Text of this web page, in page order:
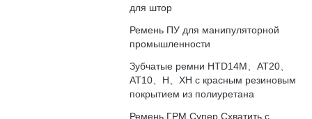
для штор
Ремень ПУ для манипуляторной
промышленности
Зубчатые ремни HTD14M、АТ20、
АТ10、H、XH с красным резиновым
покрытием из полиуретана
Ремень ГРМ Супер Схватить с